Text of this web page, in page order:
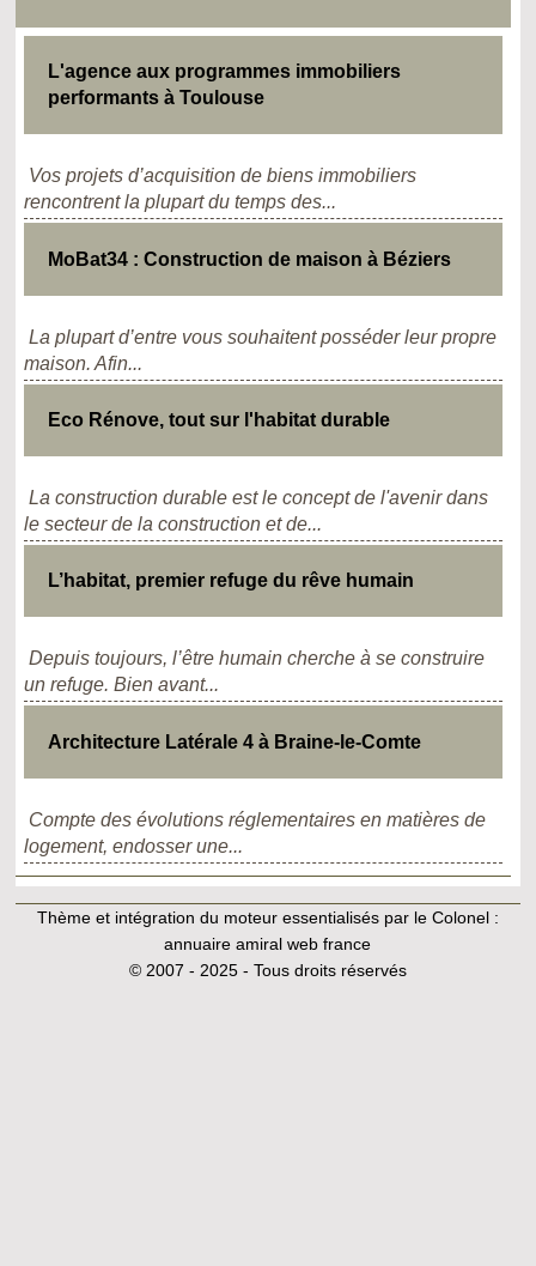
L'agence aux programmes immobiliers
performants à Toulouse
Vos projets d’acquisition de biens immobiliers
rencontrent la plupart du temps des...
MoBat34 : Construction de maison à Béziers
La plupart d’entre vous souhaitent posséder leur propre
maison. Afin...
Eco Rénove, tout sur l'habitat durable
La construction durable est le concept de l'avenir dans
le secteur de la construction et de...
L’habitat, premier refuge du rêve humain
Depuis toujours, l’être humain cherche à se construire
un refuge. Bien avant...
Architecture Latérale 4 à Braine-le-Comte
Compte des évolutions réglementaires en matières de
logement, endosser une...
Thème et intégration du moteur essentialisés par le Colonel :
annuaire amiral web france
© 2007 - 2025 - Tous droits réservés